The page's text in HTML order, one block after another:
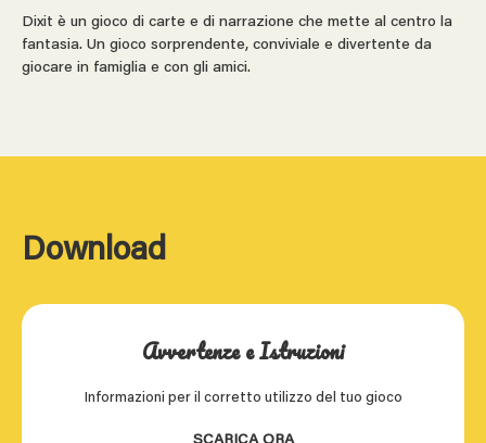
Dixit è un gioco di carte e di narrazione che mette al centro la
fantasia. Un gioco sorprendente, conviviale e divertente da
giocare in famiglia e con gli amici.
Download
Avvertenze e Istruzioni
Informazioni per il corretto utilizzo del tuo gioco